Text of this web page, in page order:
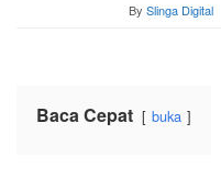
By Slinga Digital
Baca Cepat buka